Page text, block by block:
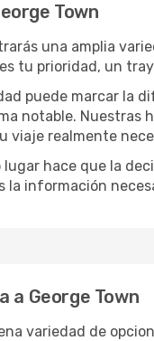
Town
una amplia
tu prioridad, un
puede marcar la
notable. Nuestras
viaje realmente
hace que la
la información
a George Town
variedad de